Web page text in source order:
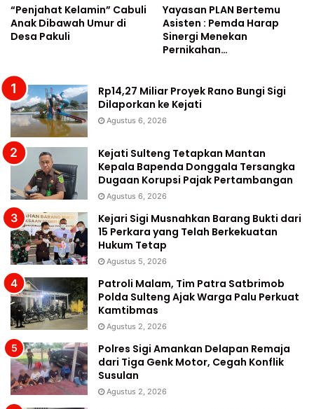
“Penjahat Kelamin” Cabuli
Anak Dibawah Umur di
Desa Pakuli
Yayasan PLAN Bertemu
Asisten : Pemda Harap
Sinergi Menekan
Pernikahan…
Rp14,27 Miliar Proyek Rano Bungi Sigi
Dilaporkan ke Kejati
Agustus 6, 2026
Kejati Sulteng Tetapkan Mantan
Kepala Bapenda Donggala Tersangka
Dugaan Korupsi Pajak Pertambangan
Agustus 6, 2026
Kejari Sigi Musnahkan Barang Bukti dari
15 Perkara yang Telah Berkekuatan
Hukum Tetap
Agustus 5, 2026
Patroli Malam, Tim Patra Satbrimob
Polda Sulteng Ajak Warga Palu Perkuat
Kamtibmas
Agustus 2, 2026
Polres Sigi Amankan Delapan Remaja
dari Tiga Genk Motor, Cegah Konflik
Susulan
Agustus 2, 2026